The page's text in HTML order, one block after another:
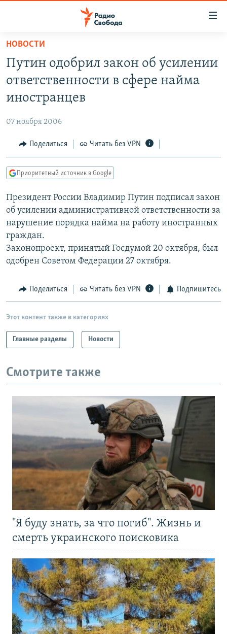
упрощенного
доступа
основному
Вернутся
Вернутся
поиску
ПОДКАСТЫ
МНЕНИЯ
КУЛЬТУРА
КАВКАЗ.РЕАЛИИ
СЕВЕР.РЕАЛИИ
СИБИРЬ.РЕАЛИИ
РАСПИСАНИЕ ВЕЩАНИЯ
ПОДПИШИТЕСЬ НА РАССЫЛКУ
Все сайты РСЕ/РС
НОВОСТИ
Путин одобрил закон об усилении
ответственности в сфере найма
иностранцев
07 ноября 2006
Поделиться Читать без VPN
Приоритетный источник в Google
Президент России Владимир Путин подписал закон
об усилении административной ответственности за
нарушение порядка найма на работу иностранных
граждан.
Законопроект, принятый Госдумой 20 октября, был
одобрен Советом Федерации 27 октября.
Поделиться Читать без VPN Подпишитесь
Этот контент также в категориях
Главные разделы Новости
Смотрите также
"Я буду знать, за что погиб". Жизнь и
смерть украинского поисковика